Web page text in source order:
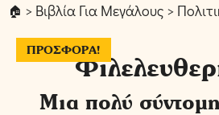
> Βιβλία Για Μεγάλους >
ΠΡΟΣΦΟΡΆ!
Μια πολύ